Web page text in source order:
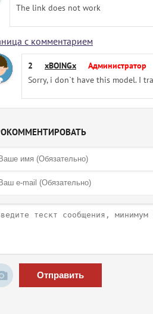
The link does not work
с комментарием
2 xBOINGx Администратор
Sorry, i don`t have this model. I
Отправить